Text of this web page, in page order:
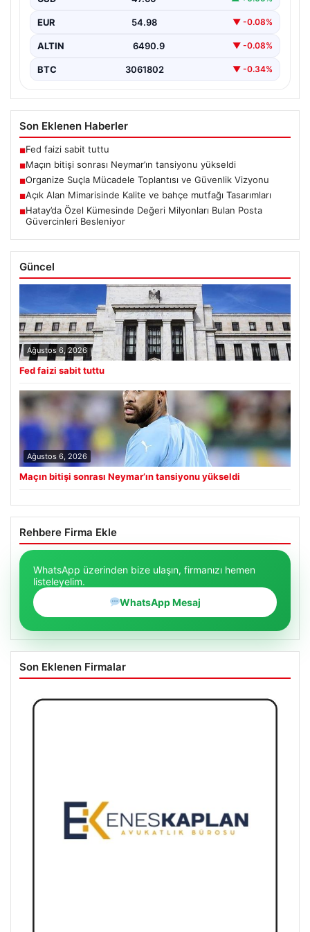
yüksek…
EUR 54.98 ▼ -0.08%
ALTIN 6490.9 ▼ -0.08%
BTC 3061802 ▼ -0.34%
Son Eklenen Haberler
■Fed faizi sabit tuttu
■Maçın bitişi sonrası Neymar’ın tansiyonu yükseldi
■Organize Suçla Mücadele Toplantısı ve Güvenlik Vizyonu
■Açık Alan Mimarisinde Kalite ve bahçe mutfağı Tasarımları
■Hatay’da Özel Kümesinde Değeri Milyonları Bulan Posta
Güvercinleri Besleniyor
Güncel
Ağustos 6, 2026
Fed faizi sabit tuttu
Ağustos 6, 2026
Maçın bitişi sonrası Neymar’ın tansiyonu yükseldi
Rehbere Firma Ekle
WhatsApp üzerinden bize ulaşın, firmanızı hemen
listeleyelim.
WhatsApp Mesaj
Son Eklenen Firmalar